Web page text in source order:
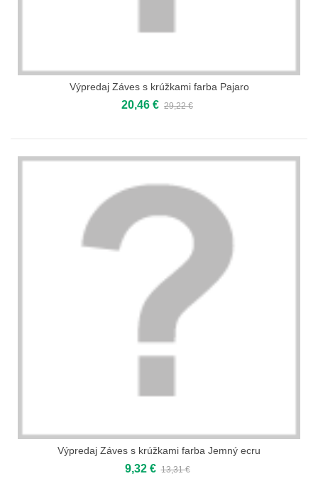
Výpredaj Záves s krúžkami farba Pajaro
20,46 € 29,22 €
Výpredaj Záves s krúžkami farba Jemný ecru
9,32 € 13,31 €